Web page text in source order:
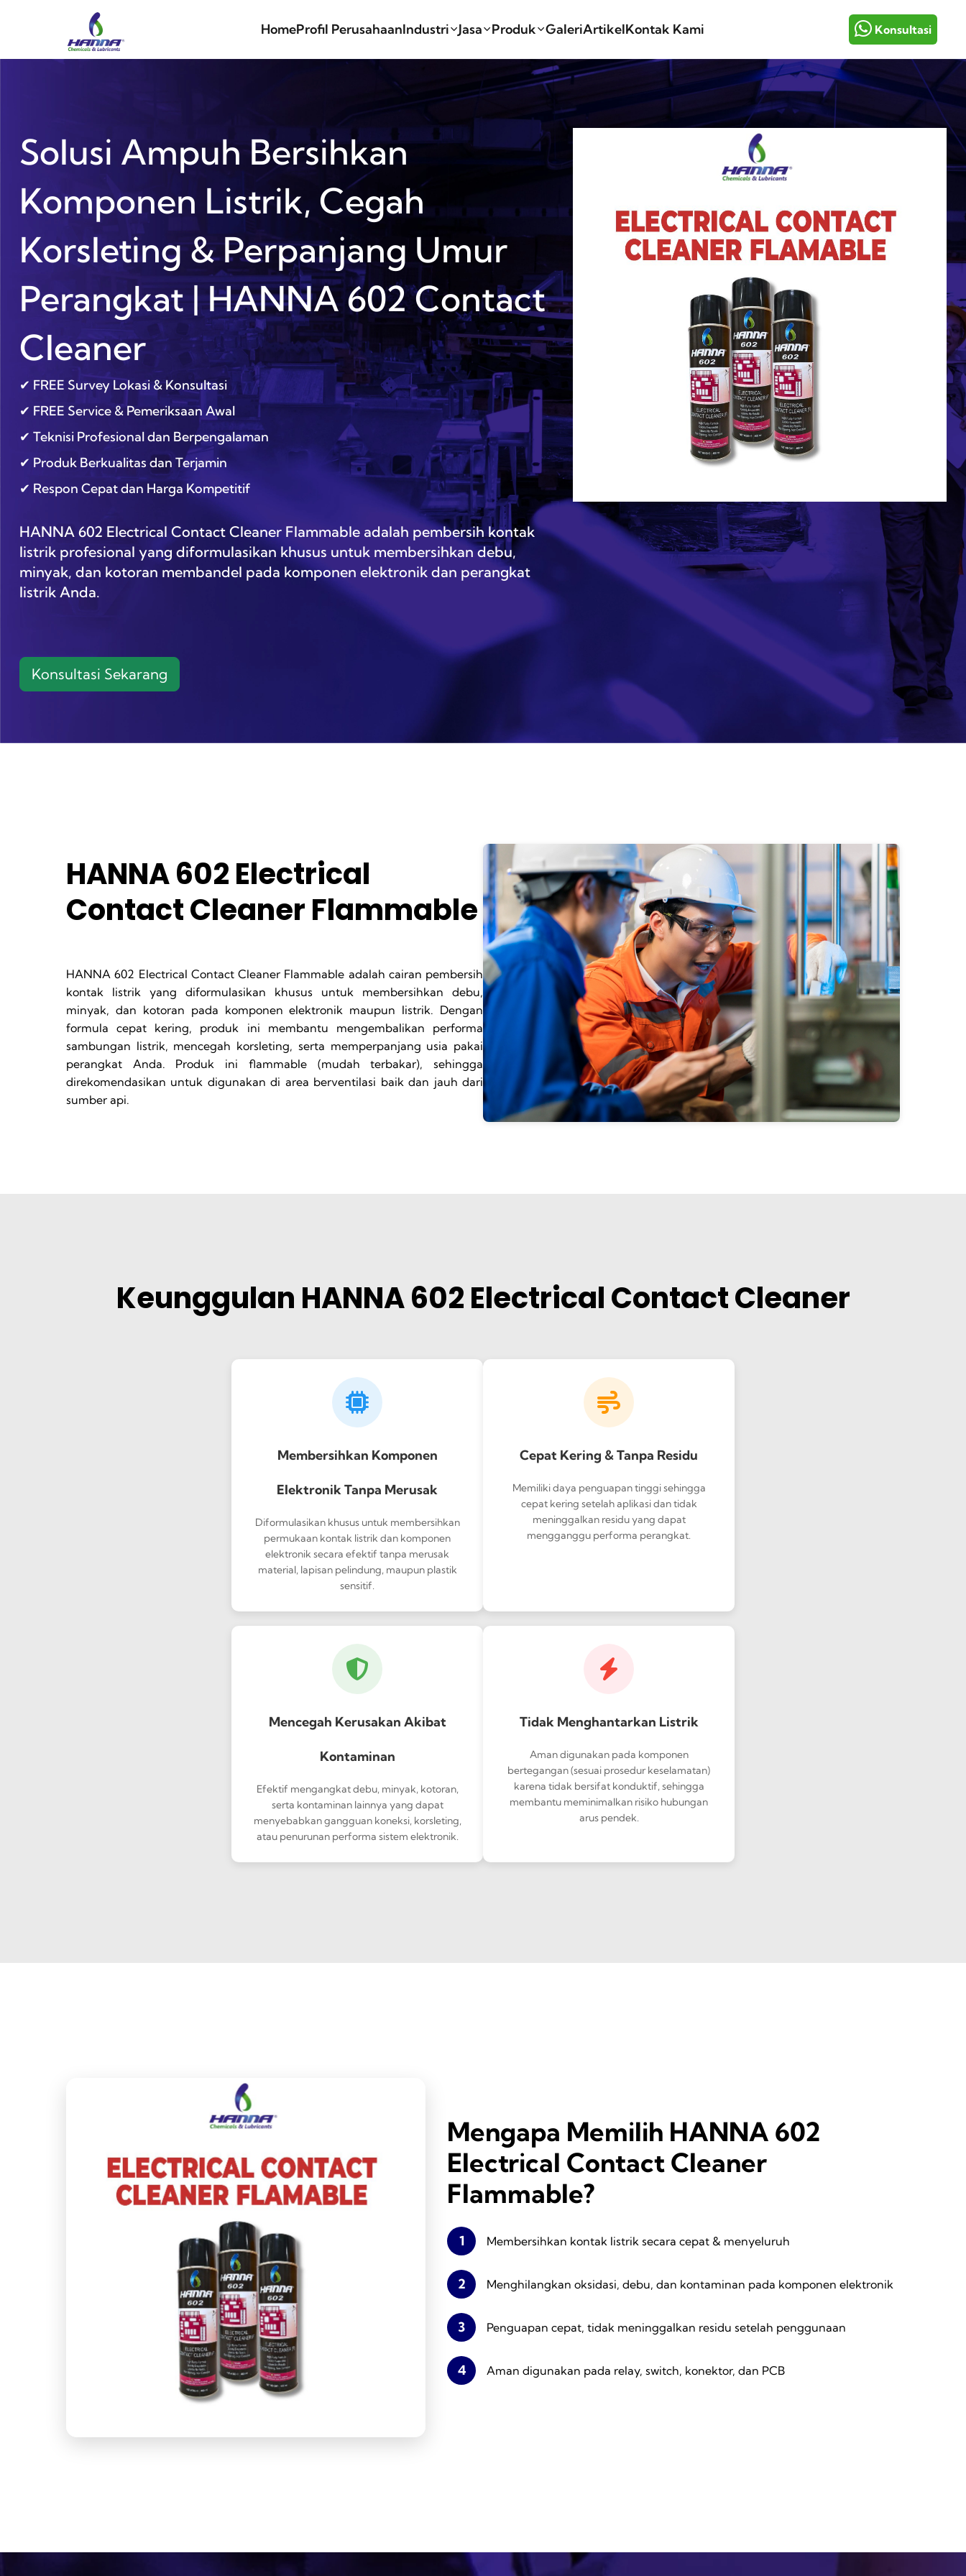
HomeProfil PerusahaanIndustri Jasa Produk GaleriArtikelKontak Kami Konsultasi
Solusi Ampuh Bersihkan
Komponen Listrik, Cegah
Korsleting & Perpanjang Umur
Perangkat | HANNA 602 Contact
Cleaner
✔ FREE Survey Lokasi & Konsultasi
✔ FREE Service & Pemeriksaan Awal
✔ Teknisi Profesional dan Berpengalaman
✔ Produk Berkualitas dan Terjamin
✔ Respon Cepat dan Harga Kompetitif
HANNA 602 Electrical Contact Cleaner Flammable adalah pembersih kontak
listrik profesional yang diformulasikan khusus untuk membersihkan debu,
minyak, dan kotoran membandel pada komponen elektronik dan perangkat
listrik Anda.
Konsultasi Sekarang
HANNA 602 Electrical
Contact Cleaner Flammable
HANNA 602 Electrical Contact Cleaner Flammable adalah cairan pembersih
kontak listrik yang diformulasikan khusus untuk membersihkan debu,
minyak, dan kotoran pada komponen elektronik maupun listrik. Dengan
formula cepat kering, produk ini membantu mengembalikan performa
sambungan listrik, mencegah korsleting, serta memperpanjang usia pakai
perangkat Anda. Produk ini flammable (mudah terbakar), sehingga
direkomendasikan untuk digunakan di area berventilasi baik dan jauh dari
sumber api.
Keunggulan HANNA 602 Electrical Contact Cleaner
Membersihkan Komponen
Elektronik Tanpa Merusak
Diformulasikan khusus untuk membersihkan
permukaan kontak listrik dan komponen
elektronik secara efektif tanpa merusak
material, lapisan pelindung, maupun plastik
sensitif.
Cepat Kering & Tanpa Residu
Memiliki daya penguapan tinggi sehingga
cepat kering setelah aplikasi dan tidak
meninggalkan residu yang dapat
mengganggu performa perangkat.
Mencegah Kerusakan Akibat
Kontaminan
Efektif mengangkat debu, minyak, kotoran,
serta kontaminan lainnya yang dapat
menyebabkan gangguan koneksi, korsleting,
atau penurunan performa sistem elektronik.
Tidak Menghantarkan Listrik
Aman digunakan pada komponen
bertegangan (sesuai prosedur keselamatan)
karena tidak bersifat konduktif, sehingga
membantu meminimalkan risiko hubungan
arus pendek.
Mengapa Memilih HANNA 602
Electrical Contact Cleaner
Flammable?
1 Membersihkan kontak listrik secara cepat & menyeluruh
2 Menghilangkan oksidasi, debu, dan kontaminan pada komponen elektronik
3 Penguapan cepat, tidak meninggalkan residu setelah penggunaan
4 Aman digunakan pada relay, switch, konektor, dan PCB